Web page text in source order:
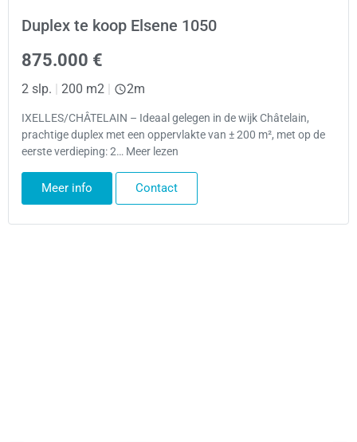
Duplex te koop Elsene 1050
875.000 €
2 slp. | 200 m2 | 2m
IXELLES/CHÂTELAIN – Ideaal gelegen in de wijk Châtelain,
prachtige duplex met een oppervlakte van ± 200 m², met op de
eerste verdieping: 2… Meer lezen
Meer info Contact